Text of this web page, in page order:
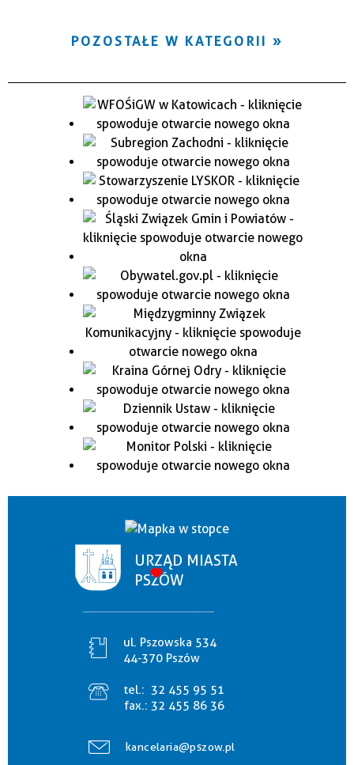
POZOSTAŁE W KATEGORII
URZĄD MIASTA
PSZÓW
ul. Pszowska 534
44-370 Pszów
tel.: 32 455 95 51
fax.: 32 455 86 36
kancelaria@pszow.pl